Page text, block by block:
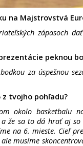
na Majstrovstvá
zápasoch
peknou
za úspešnou
z tvojho pohľadu?
okolo basketbalu
že sa to dá hrať aj
na 6. mieste. Cieľ
musíme